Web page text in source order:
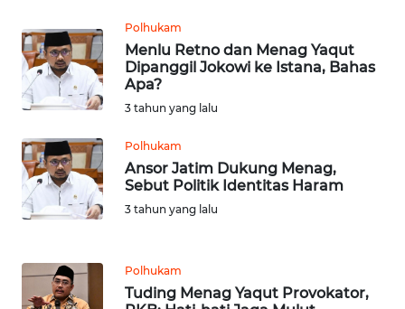
Polhukam
Menlu Retno dan Menag Yaqut
Dipanggil Jokowi ke Istana, Bahas
Apa?
3 tahun yang lalu
Polhukam
Ansor Jatim Dukung Menag,
Sebut Politik Identitas Haram
3 tahun yang lalu
Polhukam
Tuding Menag Yaqut Provokator,
WN
BABEL
SUMBAR
WN
SUMSEL
BENGKULU